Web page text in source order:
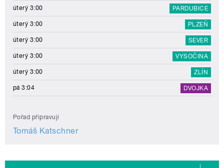
úterý 3:00 PARDUBICE
úterý 3:00 PLZEŇ
úterý 3:00 SEVER
úterý 3:00 VYSOČINA
úterý 3:00 ZLÍN
pá 3:04 DVOJKA
Pořad připravují
Tomáš Katschner